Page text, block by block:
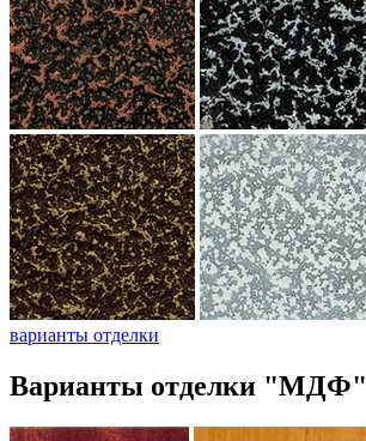
варианты отделки
Варианты отделки "МДФ"